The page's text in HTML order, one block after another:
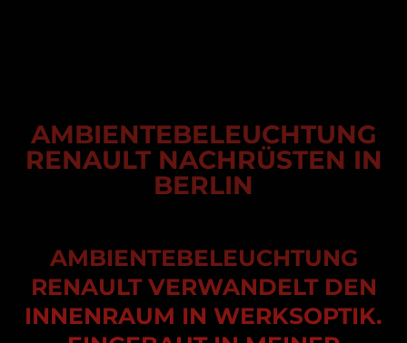
AMBIENTEBELEUCHTUNG
RENAULT NACHRÜSTEN IN
BERLIN
AMBIENTEBELEUCHTUNG
RENAULT VERWANDELT DEN
INNENRAUM IN WERKSOPTIK.